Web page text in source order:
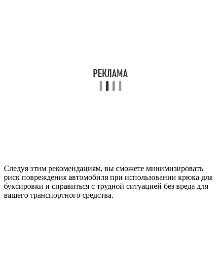
Следуя этим рекомендациям, вы сможете минимизировать
риск повреждения автомобиля при использовании крюка для
буксировки и справиться с трудной ситуацией без вреда для
вашего транспортного средства.